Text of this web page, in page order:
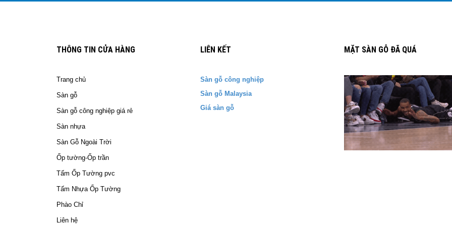
THÔNG TIN CỬA HÀNG
Trang chủ
Sàn gỗ
Sàn gỗ công nghiệp giá rẻ
Sàn nhựa
Sàn Gỗ Ngoài Trời
Ốp tường-Ốp trần
Tấm Ốp Tường pvc
Tấm Nhựa Ốp Tường
Phào Chỉ
Liên hệ
LIÊN KẾT
Sàn gỗ công nghiệp
Sàn gỗ Malaysia
Giá sàn gỗ
MẶT SÀN GỖ ĐÃ QUÁ